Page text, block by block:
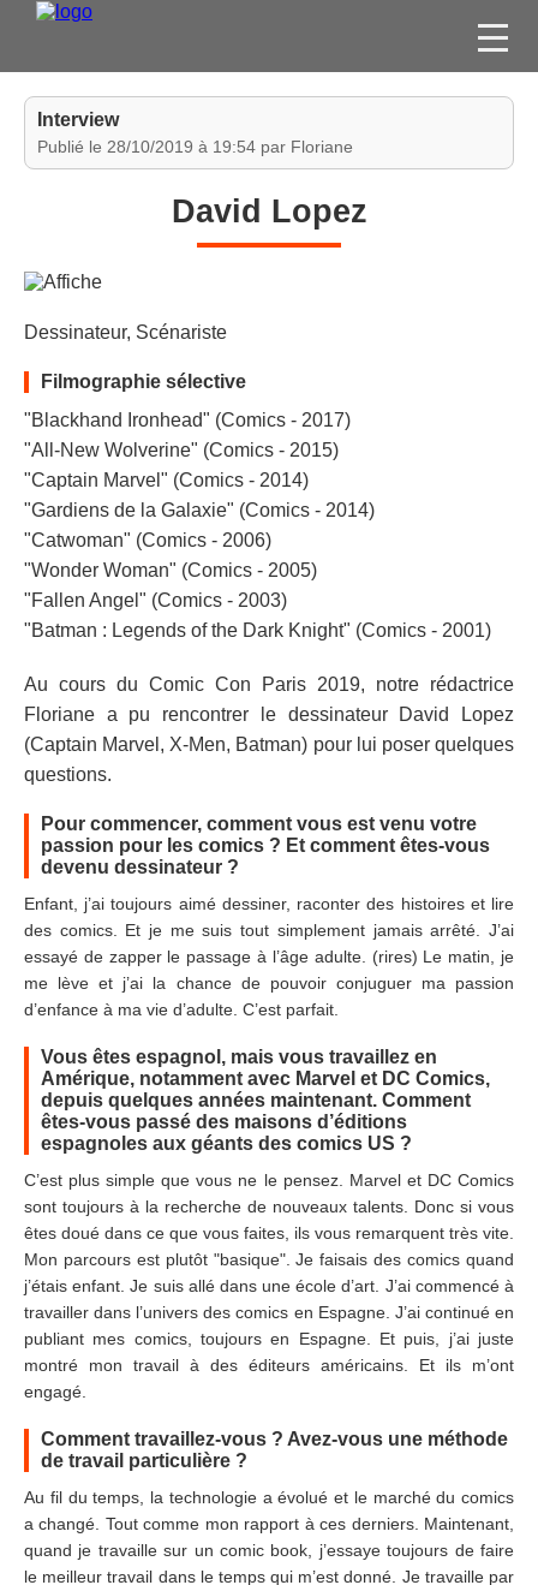
FILMS
JEUX VIDÉO
Interview
Publié le 28/10/2019 à 19:54 par Floriane
David Lopez
Dessinateur, Scénariste
Filmographie sélective
"Blackhand Ironhead" (Comics - 2017)
"All-New Wolverine" (Comics - 2015)
"Captain Marvel" (Comics - 2014)
"Gardiens de la Galaxie" (Comics - 2014)
"Catwoman" (Comics - 2006)
"Wonder Woman" (Comics - 2005)
"Fallen Angel" (Comics - 2003)
"Batman : Legends of the Dark Knight" (Comics - 2001)
Au cours du Comic Con Paris 2019, notre rédactrice
Floriane a pu rencontrer le dessinateur David Lopez
(Captain Marvel, X-Men, Batman) pour lui poser quelques
questions.
Pour commencer, comment vous est venu votre
passion pour les comics ? Et comment êtes-vous
devenu dessinateur ?
Enfant, j’ai toujours aimé dessiner, raconter des histoires et lire
des comics. Et je me suis tout simplement jamais arrêté. J’ai
essayé de zapper le passage à l’âge adulte. (rires) Le matin, je
me lève et j’ai la chance de pouvoir conjuguer ma passion
d’enfance à ma vie d’adulte. C’est parfait.
Vous êtes espagnol, mais vous travaillez en
Amérique, notamment avec Marvel et DC Comics,
depuis quelques années maintenant. Comment
êtes-vous passé des maisons d’éditions
espagnoles aux géants des comics US ?
C’est plus simple que vous ne le pensez. Marvel et DC Comics
sont toujours à la recherche de nouveaux talents. Donc si vous
êtes doué dans ce que vous faites, ils vous remarquent très vite.
Mon parcours est plutôt "basique". Je faisais des comics quand
j’étais enfant. Je suis allé dans une école d’art. J’ai commencé à
travailler dans l’univers des comics en Espagne. J’ai continué en
publiant mes comics, toujours en Espagne. Et puis, j’ai juste
montré mon travail à des éditeurs américains. Et ils m’ont
engagé.
Comment travaillez-vous ? Avez-vous une méthode
de travail particulière ?
Au fil du temps, la technologie a évolué et le marché du comics
a changé. Tout comme mon rapport à ces derniers. Maintenant,
quand je travaille sur un comic book, j’essaye toujours de faire
le meilleur travail dans le temps qui m’est donné. Je travaille par